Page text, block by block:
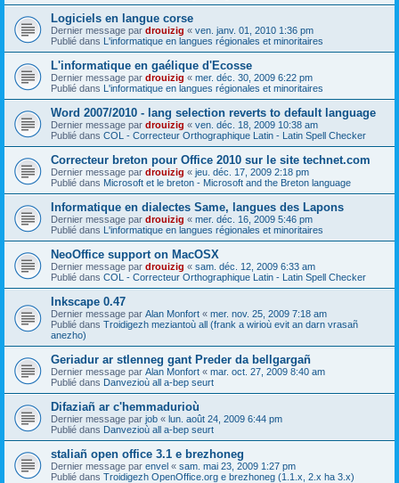
Logiciels en langue corse
Dernier message par drouizig « ven. janv. 01, 2010 1:36 pm
Publié dans L'informatique en langues régionales et minoritaires
L'informatique en gaélique d'Ecosse
Dernier message par drouizig « mer. déc. 30, 2009 6:22 pm
Publié dans L'informatique en langues régionales et minoritaires
Word 2007/2010 - lang selection reverts to default language
Dernier message par drouizig « ven. déc. 18, 2009 10:38 am
Publié dans COL - Correcteur Orthographique Latin - Latin Spell Checker
Correcteur breton pour Office 2010 sur le site technet.com
Dernier message par drouizig « jeu. déc. 17, 2009 2:18 pm
Publié dans Microsoft et le breton - Microsoft and the Breton language
Informatique en dialectes Same, langues des Lapons
Dernier message par drouizig « mer. déc. 16, 2009 5:46 pm
Publié dans L'informatique en langues régionales et minoritaires
NeoOffice support on MacOSX
Dernier message par drouizig « sam. déc. 12, 2009 6:33 am
Publié dans COL - Correcteur Orthographique Latin - Latin Spell Checker
Inkscape 0.47
Dernier message par Alan Monfort « mer. nov. 25, 2009 7:18 am
Publié dans Troidigezh meziantoù all (frank a wirioù evit an darn vrasañ
anezho)
Geriadur ar stlenneg gant Preder da bellgargañ
Dernier message par Alan Monfort « mar. oct. 27, 2009 8:40 am
Publié dans Danvezioù all a-bep seurt
Difaziañ ar c'hemmadurioù
Dernier message par job « lun. août 24, 2009 6:44 pm
Publié dans Danvezioù all a-bep seurt
staliañ open office 3.1 e brezhoneg
Dernier message par envel « sam. mai 23, 2009 1:27 pm
Publié dans Troidigezh OpenOffice.org e brezhoneg (1.1.x, 2.x ha 3.x)